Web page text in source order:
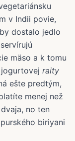
v Indii povie,
dostalo jedlo
mäso a k tomu
raity
ešte predtým,
menej než
no ten
biriyani